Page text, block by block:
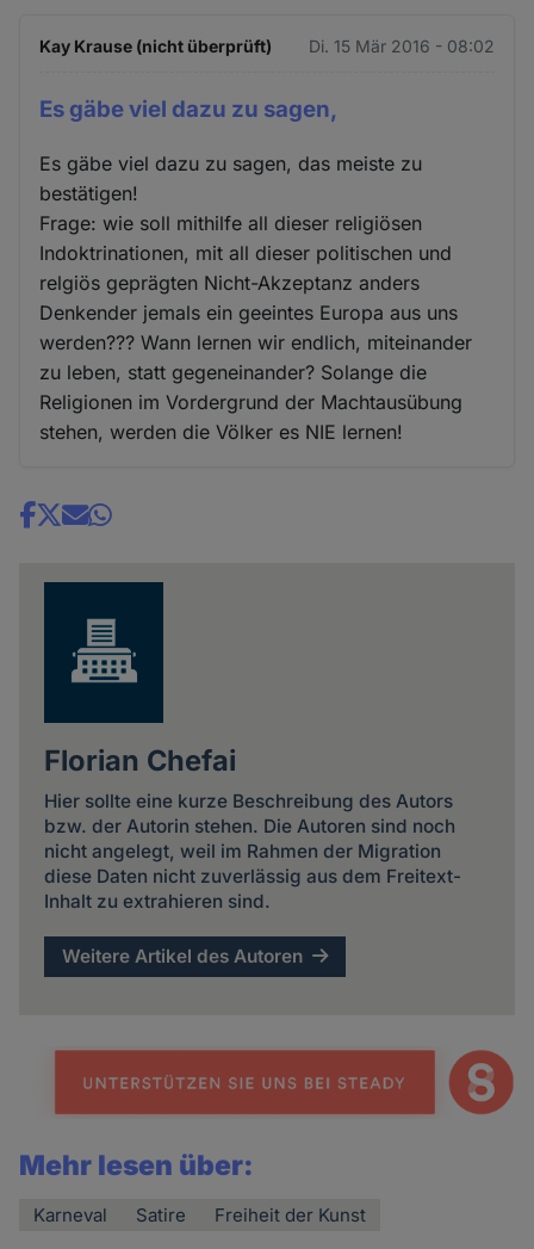
Kay Krause (nicht überprüft) Di. 15 Mär 2016 - 08:02
Es gäbe viel dazu zu sagen,
Es gäbe viel dazu zu sagen, das meiste zu
bestätigen!
Frage: wie soll mithilfe all dieser religiösen
Indoktrinationen, mit all dieser politischen und
relgiös geprägten Nicht-Akzeptanz anders
Denkender jemals ein geeintes Europa aus uns
werden??? Wann lernen wir endlich, miteinander
zu leben, statt gegeneinander? Solange die
Religionen im Vordergrund der Machtausübung
stehen, werden die Völker es NIE lernen!
Share
Florian Chefai
Hier sollte eine kurze Beschreibung des Autors
bzw. der Autorin stehen. Die Autoren sind noch
nicht angelegt, weil im Rahmen der Migration
diese Daten nicht zuverlässig aus dem Freitext-
Inhalt zu extrahieren sind.
Weitere Artikel des Autoren
Mehr lesen über:
Karneval Satire Freiheit der Kunst